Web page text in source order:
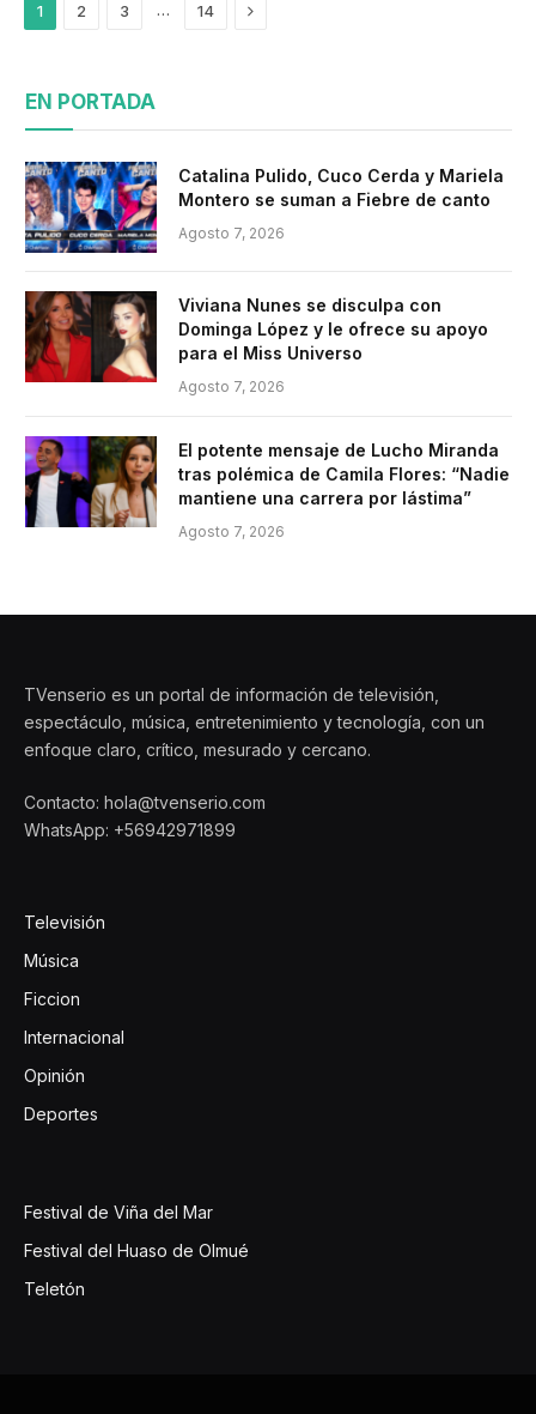
1 2 3 … 14 Siguiente
EN PORTADA
Catalina Pulido, Cuco Cerda y Mariela
Montero se suman a Fiebre de canto
Agosto 7, 2026
Viviana Nunes se disculpa con
Dominga López y le ofrece su apoyo
para el Miss Universo
Agosto 7, 2026
El potente mensaje de Lucho Miranda
tras polémica de Camila Flores: “Nadie
mantiene una carrera por lástima”
Agosto 7, 2026
TVenserio es un portal de información de televisión,
espectáculo, música, entretenimiento y tecnología, con un
enfoque claro, crítico, mesurado y cercano.
Contacto: hola@tvenserio.com
WhatsApp: +56942971899
Televisión
Música
Ficcion
Internacional
Opinión
Deportes
Festival de Viña del Mar
Festival del Huaso de Olmué
Teletón